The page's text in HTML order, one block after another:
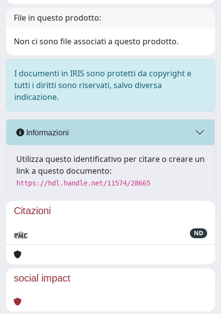
File in questo prodotto:
Non ci sono file associati a questo prodotto.
I documenti in IRIS sono protetti da copyright e
tutti i diritti sono riservati, salvo diversa
indicazione.
Informazioni
Utilizza questo identificativo per citare o creare un
link a questo documento:
https://hdl.handle.net/11574/28665
Citazioni
ND
social impact